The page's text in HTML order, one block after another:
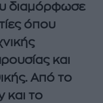
διαμόρφωσε
όπου
και
Από το
και το